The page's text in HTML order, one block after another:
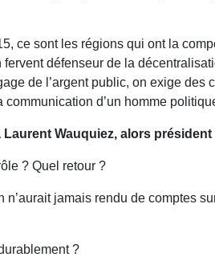
ce sont les régions qui ont la
fervent défenseur de la
de l’argent public, on exige des
communication d’un homme
Wauquiez, alors
? Quel retour ?
jamais rendu de comptes
?